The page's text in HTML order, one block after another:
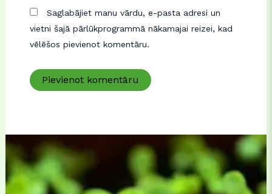
Saglabājiet manu vārdu, e-pasta adresi un
vietni šajā pārlūkprogrammā nākamajai reizei, kad
vēlēšos pievienot komentāru.